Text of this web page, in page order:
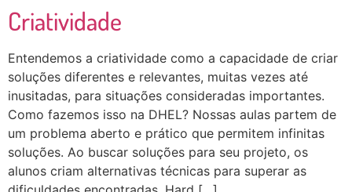
Criatividade
Entendemos a criatividade como a capacidade de criar
soluções diferentes e relevantes, muitas vezes até
inusitadas, para situações consideradas importantes.
Como fazemos isso na DHEL? Nossas aulas partem de
um problema aberto e prático que permitem infinitas
soluções. Ao buscar soluções para seu projeto, os
alunos criam alternativas técnicas para superar as